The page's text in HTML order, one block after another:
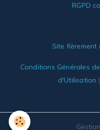
RGPD
Site fièrement
Conditions Générales
d'Utilisation |